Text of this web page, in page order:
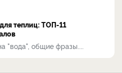
теплиц: ТОП-11
"вода", общие фразы....